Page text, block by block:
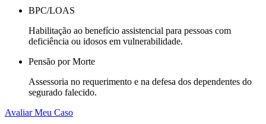
BPC/LOAS
Habilitação ao benefício assistencial para pessoas com
deficiência ou idosos em vulnerabilidade.
Pensão por Morte
Assessoria no requerimento e na defesa dos dependentes do
segurado falecido.
Avaliar Meu Caso